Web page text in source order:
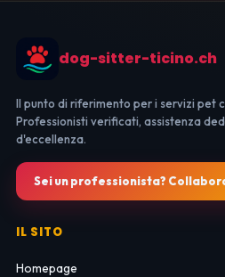
dog-sitter-ticino.ch
Il punto di riferimento per i servizi pet
Professionisti verificati, assistenza
d'eccellenza.
Sei un professionista?
IL SITO
Homepage